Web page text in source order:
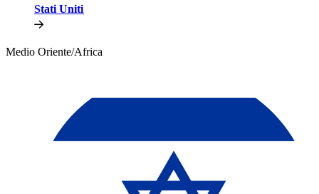
Stati Uniti​​
Medio Oriente/Africa​​